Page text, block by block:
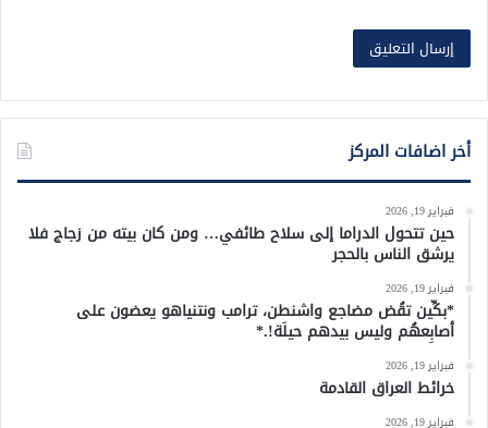
أخر اضافات المركز
فبراير 19, 2026
حين تتحول الدراما إلى سلاح طائفي… ومن كان بيته من زجاج فلا
يرشق الناس بالحجر
فبراير 19, 2026
*بكِّين تقُض مضاجع واشنطن، ترامب ونتنياهو يعضون على
أصابِعهُم وليس بيدهم حيلَة!.*
فبراير 19, 2026
خرائط العراق القادمة
فبراير 19, 2026